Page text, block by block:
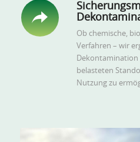
Ob chemische,
Verfahren – wir
Dekontamination
belasteten
Nutzung zu